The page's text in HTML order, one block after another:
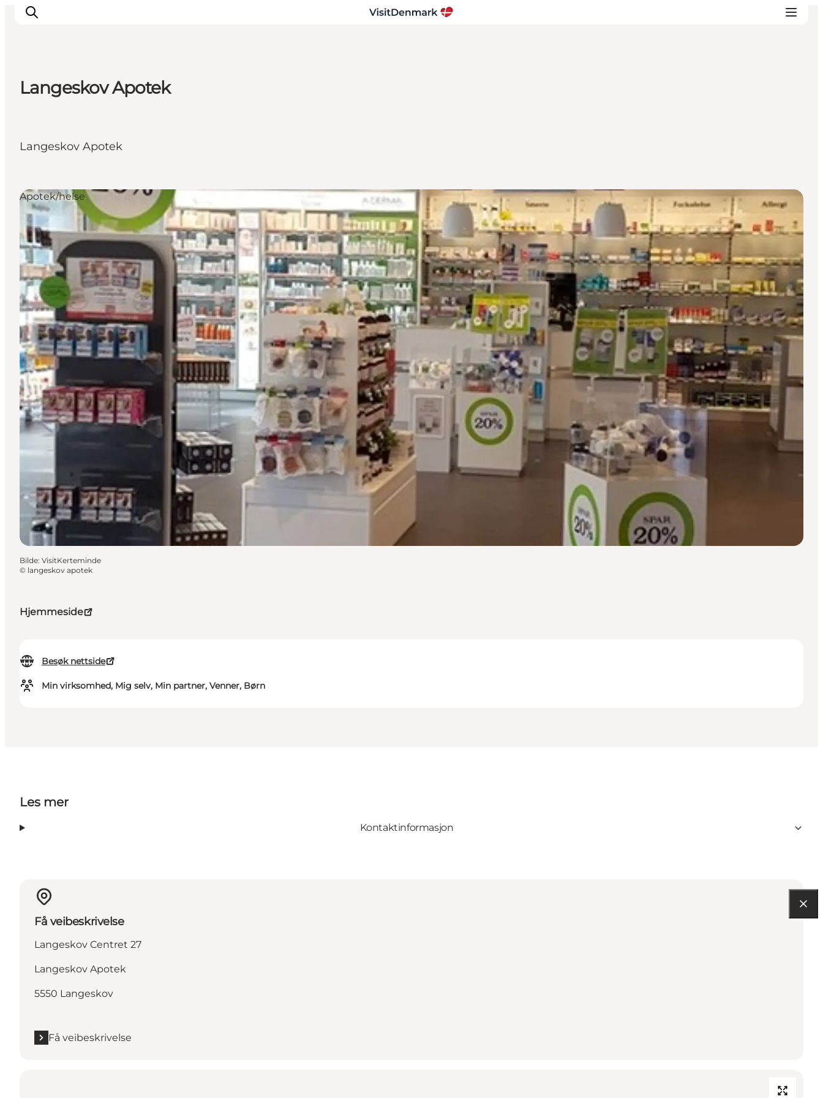
Aktiviteter
Overnatting
Langeskov Apotek
Langeskov Apotek
Hjemmeside
Besøk nettside
Min virksomhed, Mig selv, Min partner, Venner, Børn
Apotek/helse
Bilde: VisitKerteminde
© langeskov apotek
Les mer
Kontaktinformasjon
Få veibeskrivelse
Langeskov Centret 27
Langeskov Apotek
5550 Langeskov
Få veibeskrivelse